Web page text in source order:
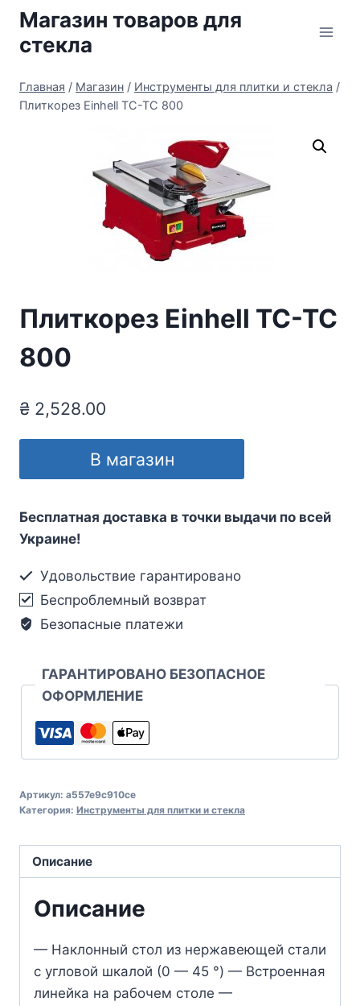
Перейти
содержимому
Магазин товаров для
стекла
Главная / Магазин / Инструменты для плитки и стекла /
Плиткорез Einhell TC-TC 800
Плиткорез Einhell TC-TC
800
₴ 2,528.00
В магазин
Бесплатная доставка в точки выдачи по всей
Украине!
Удовольствие гарантировано
Беспроблемный возврат
Безопасные платежи
ГАРАНТИРОВАНО БЕЗОПАСНОЕ
ОФОРМЛЕНИЕ
Артикул: a557e9c910ce
Категория: Инструменты для плитки и стекла
Описание
Описание
— Наклонный стол из нержавеющей стали
с угловой шкалой (0 — 45 °) — Встроенная
линейка на рабочем столе —